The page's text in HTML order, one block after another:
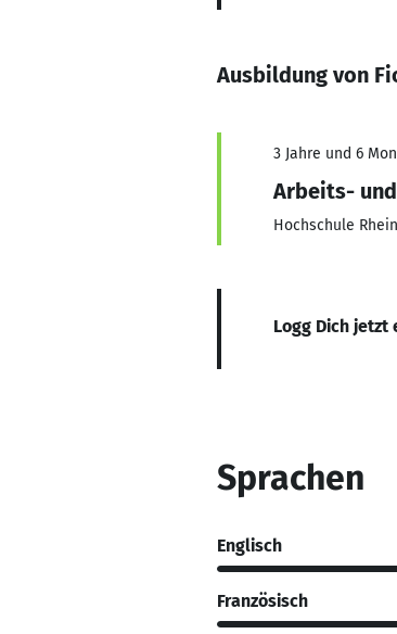
Ausbildung von
3 Jahre und 6
Arbeits-
Hochschule
Logg Dich jetzt
Sprachen
Englisch
Französisch